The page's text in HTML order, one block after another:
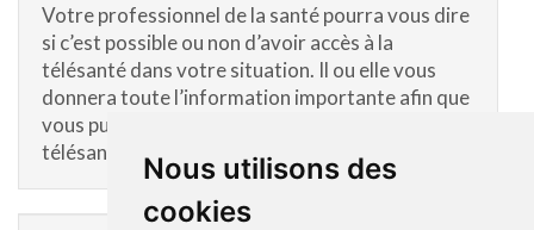
Nous utilisons des
cookies
Votre professionnel de la santé pourra vous dire
si c’est possible ou non d’avoir accès à la
télésanté dans votre situation. Il ou elle vous
donnera toute l’information importante afin que
vous puissiez choisir ou non d’utiliser la
télésanté.